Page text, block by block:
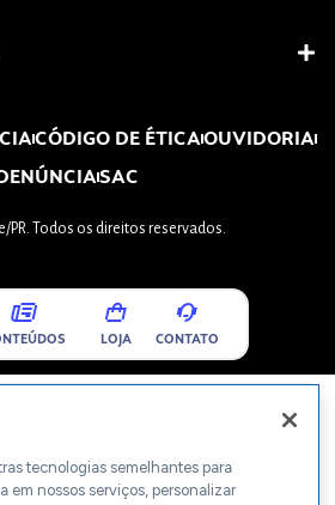
CÓDIGO DE ÉTICAOUVIDORIA
SAC
PR. Todos os direitos reservados.
LOJA CONTATO
tecnologias semelhantes para
em nossos serviços, personalizar